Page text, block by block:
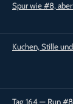
Spur wie #8,
Kuchen, Stille
Tag 164 — Run